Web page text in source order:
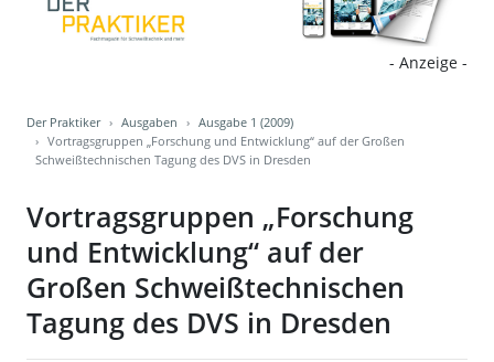
- Anzeige -
Der Praktiker Ausgaben
Ausgabe 1 (2009)
Vortragsgruppen „Forschung und Entwicklung“ auf der Großen
Schweißtechnischen Tagung des DVS in Dresden
Vortragsgruppen „Forschung
und Entwicklung“ auf der
Großen Schweißtechnischen
Tagung des DVS in Dresden